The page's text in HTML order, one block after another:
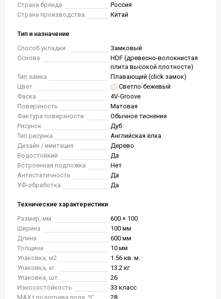
Страна бренда
Россия
Страна производства
Китай
Тип и назначение
Способ укладки
Замковый
Основа
HDF (древесно-волокнистая
плита высокой плотности)
Тип замка
Плавающий (click замок)
Цвет
Светло-бежевый
Фаска
4V-Groove
Поверхность
Матовая
Фактура поверхности
Обычное тиснение
Рисунок
Дуб
Тип рисунка
Английская ёлка
Дизайн / имитация
Дерево
Водостойкий
Да
Встроенная подложка
Нет
Антистатичность
Да
УФ-обработка
Да
Технические характеристики
Размер, мм.
600 × 100
Ширина
100 мм
Длина
600 мм
Толщина
10 мм
Упаковка, м2
1.56 кв. м.
Упаковка, кг.
13.2 кг
Упаковка, шт.
26
Износостойкость
33 класс
MAX t подогрева пола, ℃
28